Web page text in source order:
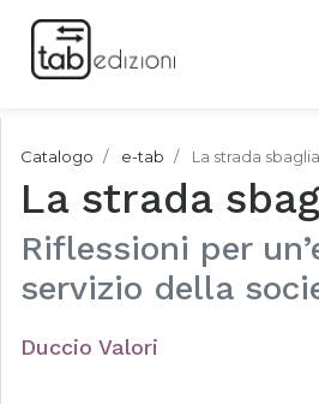
Catalogo e-tab La strada
La strada
Riflessioni per
servizio della
Duccio Valori